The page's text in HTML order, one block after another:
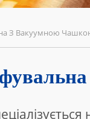
З Вакуумною